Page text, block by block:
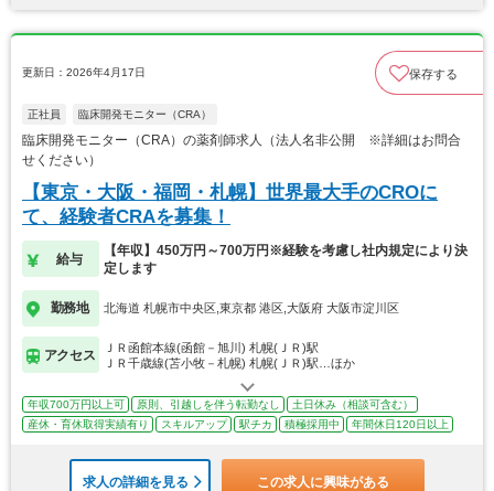
更新日：2026年4月17日 保存する
正社員 臨床開発モニター（CRA）
臨床開発モニター（CRA）の薬剤師求人（法人名非公開 ※詳細はお問合
せください）
【東京・大阪・福岡・札幌】世界最大手のCROに
て、経験者CRAを募集！
給与
【年収】450万円～700万円※経験を考慮し社内規定により決
定します
勤務地 北海道 札幌市中央区,東京都 港区,大阪府 大阪市淀川区
アクセス
ＪＲ函館本線(函館－旭川) 札幌(ＪＲ)駅
ＪＲ千歳線(苫小牧－札幌) 札幌(ＪＲ)駅…ほか
年収700万円以上可 原則、引越しを伴う転勤なし
土日休み（相談可含む）
産休・育休取得実績有り
スキルアップ 駅チカ 積極採用中 年間休日120日以上
求人の詳細を見る この求人に興味がある